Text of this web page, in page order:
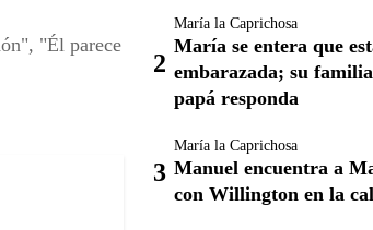
"Él parece
María la Caprichosa
María se entera que
embarazada; su
papá responda
María la Caprichosa
Manuel encuentra a
con Willington en la